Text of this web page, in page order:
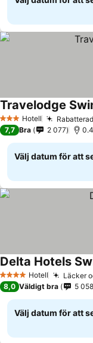
3 StjärnorHotell
Travelodge
7,7 Bra 2 077
Välj datum för att
4 StjärnorHotell Läcker
Delta Hotels
8,0 Väldigt bra 5 058
Välj datum för att